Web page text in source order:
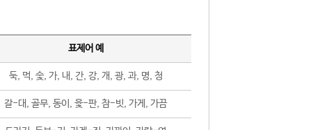
표제어 예
둑, 먹, 숯, 가, 내, 간, 강, 개, 광, 과, 명, 청
갈-대, 골무, 동이, 윷-판, 참-빗, 가게, 가끔